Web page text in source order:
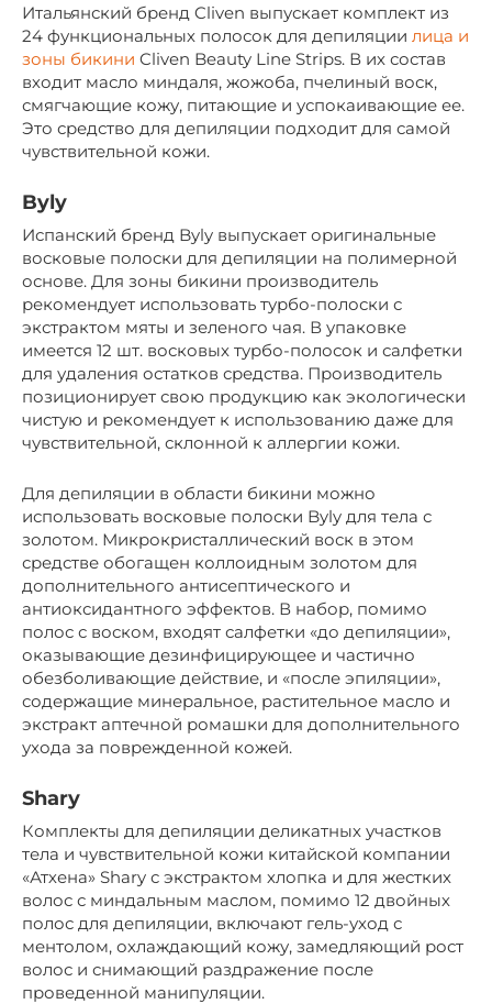
Итальянский бренд Cliven выпускает комплект из
24 функциональных полосок для депиляции лица и
зоны бикини Cliven Beauty Line Strips. В их состав
входит масло миндаля, жожоба, пчелиный воск,
смягчающие кожу, питающие и успокаивающие ее.
Это средство для депиляции подходит для самой
чувствительной кожи.
Byly
Испанский бренд Byly выпускает оригинальные
восковые полоски для депиляции на полимерной
основе. Для зоны бикини производитель
рекомендует использовать турбо-полоски с
экстрактом мяты и зеленого чая. В упаковке
имеется 12 шт. восковых турбо-полосок и салфетки
для удаления остатков средства. Производитель
позиционирует свою продукцию как экологически
чистую и рекомендует к использованию даже для
чувствительной, склонной к аллергии кожи.
Для депиляции в области бикини можно
использовать восковые полоски Byly для тела с
золотом. Микрокристаллический воск в этом
средстве обогащен коллоидным золотом для
дополнительного антисептического и
антиоксидантного эффектов. В набор, помимо
полос с воском, входят салфетки «до депиляции»,
оказывающие дезинфицирующее и частично
обезболивающие действие, и «после эпиляции»,
содержащие минеральное, растительное масло и
экстракт аптечной ромашки для дополнительного
ухода за поврежденной кожей.
Shary
Комплекты для депиляции деликатных участков
тела и чувствительной кожи китайской компании
«Атхена» Shary с экстрактом хлопка и для жестких
волос с миндальным маслом, помимо 12 двойных
полос для депиляции, включают гель-уход с
ментолом, охлаждающий кожу, замедляющий рост
волос и снимающий раздражение после
проведенной манипуляции.